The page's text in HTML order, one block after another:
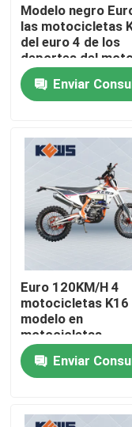
Productos
Sobre nosotros
Control de calidad
Éntrenos en
Blog
4 motocicletas
Dos
Motocicletas de
Modelo negro
las motocicletas
del euro 4 de los
deportes del
CB250-F 4 bicis
Enviar
Euro 120KM/H 4
motocicletas K16
modelo en
motocicletas
europeas del
motor NC250
Enviar